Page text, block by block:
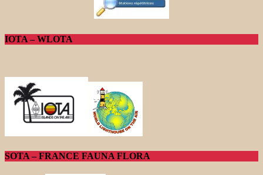
IOTA – WLOTA
SOTA – FRANCE FAUNA FLORA